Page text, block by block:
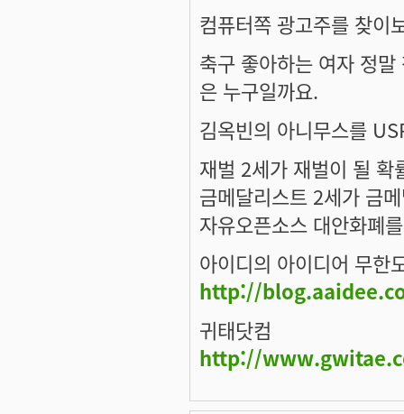
컴퓨터쪽 광고주를 찾이
축구 좋아하는 여자 정
은 누구일까요.
김옥빈의 아니무스를
재벌 2세가 재벌이 될 확
금메달리스트 2세가 금
자유오픈소스 대안화폐
아이디의 아이디어 무한
http://
귀태닷컴
http://